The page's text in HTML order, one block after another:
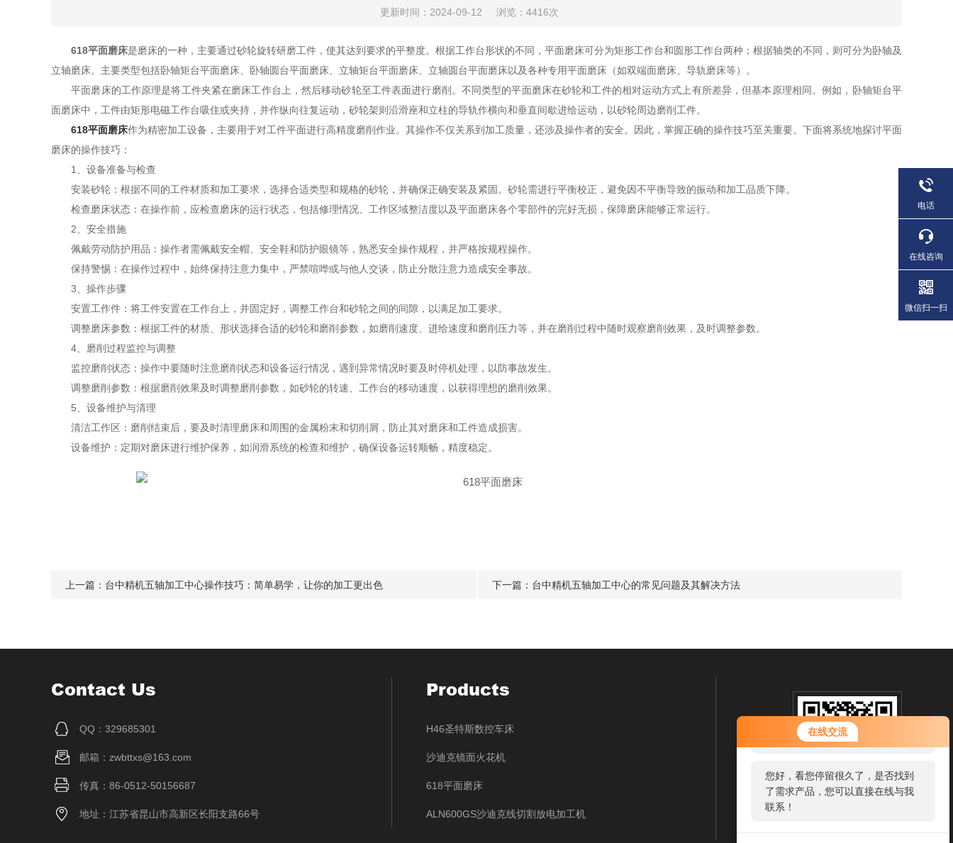
在线交流
您好！欢迎前来咨询，很高兴为您
服务，请问您要咨询什么问题呢？
您好，看您停留很久了，是否找到
了需求产品，您可以直接在线与我
联系！
更新时间：2024-09-12 浏览：4416次
618平面磨床是磨床的一种，主要通过砂轮旋转研磨工件，使其达到要求的平整度。根据工作台形状的不同，平面磨床可分为矩形工作台和圆形工作台两种；根据轴类的不同，则可分为卧轴及
立轴磨床。主要类型包括卧轴矩台平面磨床、卧轴圆台平面磨床、立轴矩台平面磨床、立轴圆台平面磨床以及各种专用平面磨床（如双端面磨床、导轨磨床等）。
平面磨床的工作原理是将工件夹紧在磨床工作台上，然后移动砂轮至工件表面进行磨削。不同类型的平面磨床在砂轮和工件的相对运动方式上有所差异，但基本原理相同。例如，卧轴矩台平
面磨床中，工件由矩形电磁工作台吸住或夹持，并作纵向往复运动，砂轮架则沿滑座和立柱的导轨作横向和垂直间歇进给运动，以砂轮周边磨削工件。
618平面磨床作为精密加工设备，主要用于对工件平面进行高精度磨削作业。其操作不仅关系到加工质量，还涉及操作者的安全。因此，掌握正确的操作技巧至关重要。下面将系统地探讨平面
磨床的操作技巧：
1、设备准备与检查
安装砂轮：根据不同的工件材质和加工要求，选择合适类型和规格的砂轮，并确保正确安装及紧固。砂轮需进行平衡校正，避免因不平衡导致的振动和加工品质下降。
检查磨床状态：在操作前，应检查磨床的运行状态，包括修理情况、工作区域整洁度以及平面磨床各个零部件的完好无损，保障磨床能够正常运行。
2、安全措施
佩戴劳动防护用品：操作者需佩戴安全帽、安全鞋和防护眼镜等，熟悉安全操作规程，并严格按规程操作。
保持警惕：在操作过程中，始终保持注意力集中，严禁喧哗或与他人交谈，防止分散注意力造成安全事故。
3、操作步骤
安置工作件：将工件安置在工作台上，并固定好，调整工作台和砂轮之间的间隙，以满足加工要求。
调整磨床参数：根据工件的材质、形状选择合适的砂轮和磨削参数，如磨削速度、进给速度和磨削压力等，并在磨削过程中随时观察磨削效果，及时调整参数。
4、磨削过程监控与调整
监控磨削状态：操作中要随时注意磨削状态和设备运行情况，遇到异常情况时要及时停机处理，以防事故发生。
调整磨削参数：根据磨削效果及时调整磨削参数，如砂轮的转速、工作台的移动速度，以获得理想的磨削效果。
5、设备维护与清理
清洁工作区：磨削结束后，要及时清理磨床和周围的金属粉末和切削屑，防止其对磨床和工件造成损害。
设备维护：定期对磨床进行维护保养，如润滑系统的检查和维护，确保设备运转顺畅，精度稳定。
上一篇： 台中精机五轴加工中心操作技巧：简单易学，让你的加工更出色 下一篇： 台中精机五轴加工中心的常见问题及其解决方法
Contact Us
QQ：329685301
邮箱：zwbttxs@163.com
传真：86-0512-50156687
地址：江苏省昆山市高新区长阳支路66号
Products
H46圣特斯数控车床
沙迪克镜面火花机
618平面磨床
ALN600GS沙迪克线切割放电加工机
电话
在线咨询
微信扫一扫